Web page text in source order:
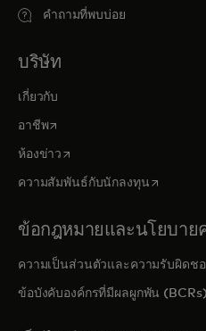
คำถามที่พบบ่อย
บริษัท
เกี่ยวกับ
อาชีพopens in a new tab
ห้องข่าว opens in a new tab
ความสัมพันธ์กับนักลงทุนopens in
ข้อกฎหมายและนโยบาย
ความเป็นส่วนตัวและความรับผิดช
ข้อบังคับองค์กรที่มีผลผูกพัน (BCRs)